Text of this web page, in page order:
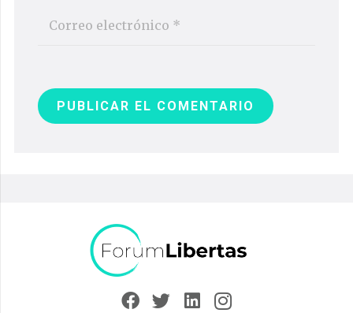
PUBLICAR EL COMENTARIO